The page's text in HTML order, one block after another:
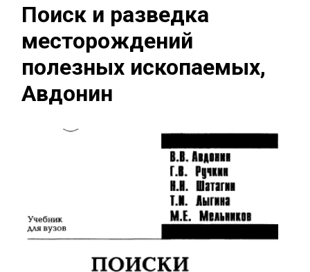
Поиск и разведка
месторождений
полезных ископаемых,
Авдонин